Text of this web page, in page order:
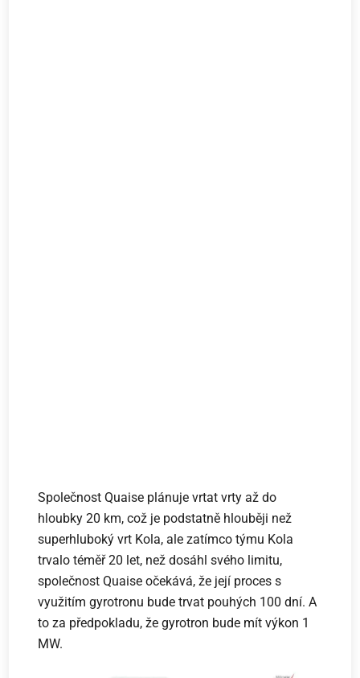
Společnost Quaise plánuje vrtat vrty až do
hloubky 20 km, což je podstatně hlouběji než
superhluboký vrt Kola, ale zatímco týmu Kola
trvalo téměř 20 let, než dosáhl svého limitu,
společnost Quaise očekává, že její proces s
využitím gyrotronu bude trvat pouhých 100 dní. A
to za předpokladu, že gyrotron bude mít výkon 1
MW.